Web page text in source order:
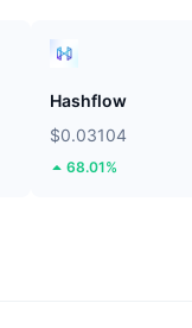
Hashflow
$0.03104
68.01%